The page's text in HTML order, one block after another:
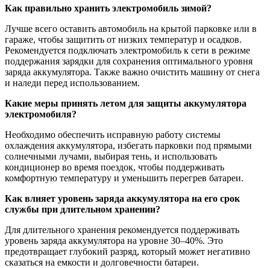
Как правильно хранить электромобиль зимой?
Лучше всего оставить автомобиль на крытой парковке или в
гараже, чтобы защитить от низких температур и осадков.
Рекомендуется подключать электромобиль к сети в режиме
поддержания зарядки для сохранения оптимального уровня
заряда аккумулятора. Также важно очистить машину от снега
и наледи перед использованием.
Какие меры принять летом для защиты аккумулятора
электромобиля?
Необходимо обеспечить исправную работу системы
охлаждения аккумулятора, избегать парковки под прямыми
солнечными лучами, выбирая тень, и использовать
кондиционер во время поездок, чтобы поддерживать
комфортную температуру и уменьшить перегрев батареи.
Как влияет уровень заряда аккумулятора на его срок
службы при длительном хранении?
Для длительного хранения рекомендуется поддерживать
уровень заряда аккумулятора на уровне 30–40%. Это
предотвращает глубокий разряд, который может негативно
сказаться на емкости и долговечности батареи.